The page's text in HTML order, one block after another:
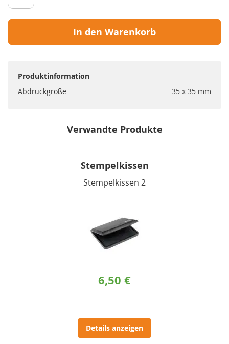
In den Warenkorb
Produktinformation
Abdruckgröße
35 x 35 mm
Verwandte Produkte
Stempelkissen
Stempelkissen 2
6,50 €
Details anzeigen